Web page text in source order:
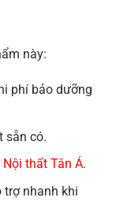
này:
phí bảo dưỡng
sẵn có.
Nội thất Tân Á.
trợ nhanh khi